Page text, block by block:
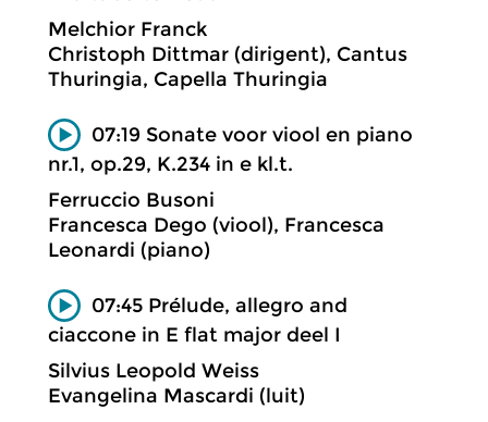
Melchior Franck
Christoph Dittmar (dirigent), Cantus
Thuringia, Capella Thuringia
07:19 Sonate voor viool en piano
nr.1, op.29, K.234 in e kl.t.
Ferruccio Busoni
Francesca Dego (viool), Francesca
Leonardi (piano)
07:45 Prélude, allegro and
ciaccone in E flat major deel I
Silvius Leopold Weiss
Evangelina Mascardi (luit)